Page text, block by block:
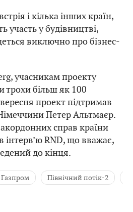
і кілька інших країн,
участь у будівництві,
виключно про бізнес-
учасникам проекту
трохи більш як 100
проект підтримав
Петер Альтмаєр.
справ країни
інтерв’ю RND, що вважає,
до кінця.
Газпром Північний потік-2